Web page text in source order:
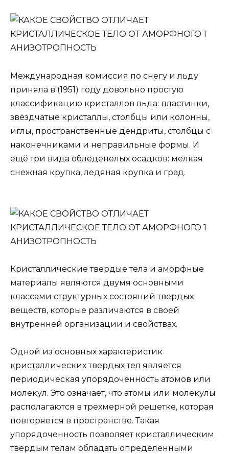
Международная комиссия по снегу и льду
приняла в (1951) году довольно простую
классификацию кристаллов льда: пластинки,
звёздчатые кристаллы, столбцы или колонны,
иглы, пространственные дендриты, столбцы с
наконечниками и неправильные формы. И
ещё три вида обледенелых осадков: мелкая
снежная крупка, ледяная крупка и град.
Кристаллические твердые тела и аморфные
материалы являются двумя основными
классами структурных состояний твердых
веществ, которые различаются в своей
внутренней организации и свойствах.
Одной из основных характеристик
кристаллических твердых тел является
периодическая упорядоченность атомов или
молекул. Это означает, что атомы или молекулы
располагаются в трехмерной решетке, которая
повторяется в пространстве. Такая
упорядоченность позволяет кристаллическим
твердым телам обладать определенными